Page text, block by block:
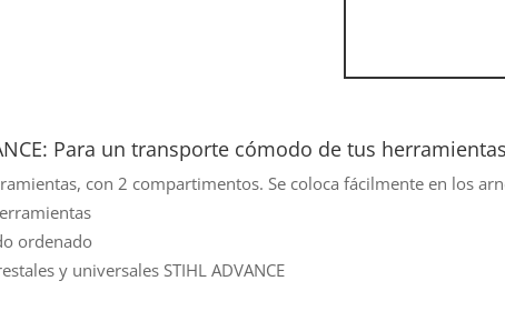
Para un transporte cómodo de tus herramientas
con 2 compartimentos. Se coloca fácilmente en los
ordenado
y universales STIHL ADVANCE